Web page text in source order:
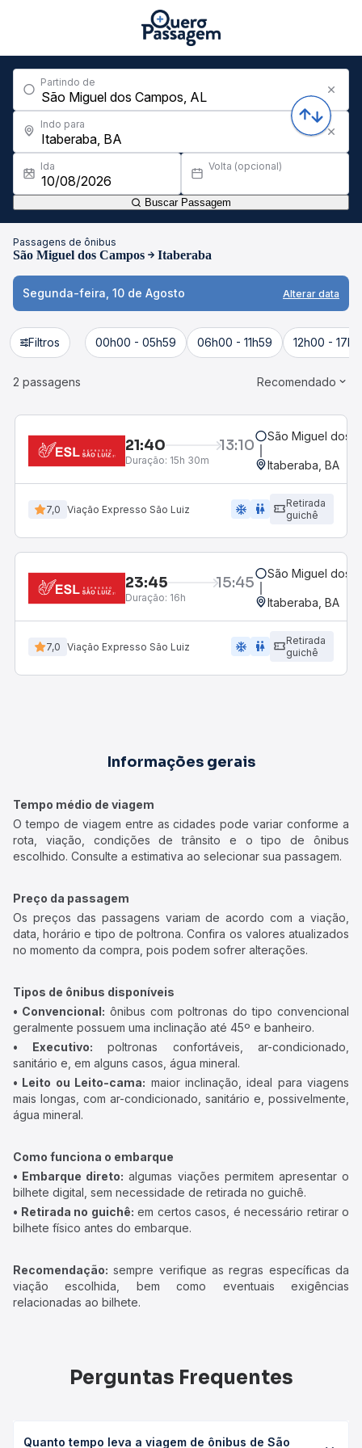
Partindo de
Indo para
Ida Volta (opcional)
Buscar Passagem
Passagens de ônibus
São Miguel dos Campos Itaberaba
Segunda-feira, 10 de Agosto Alterar data
Filtros 00h00 - 05h59 06h00 - 11h59 12h00 -
2 passagens Recomendado
21:40 13:10
Duração: 15h 30m
São Miguel dos
Itaberaba, BA
7,0 Viação Expresso São Luiz ac_unit wc
Retirada
guichê
23:45 15:45
Duração: 16h
São Miguel dos
Itaberaba, BA
7,0 Viação Expresso São Luiz ac_unit wc
Retirada
guichê
Informações gerais
Tempo médio de viagem
O tempo de viagem entre as cidades pode variar conforme a
rota, viação, condições de trânsito e o tipo de ônibus
escolhido. Consulte a estimativa ao selecionar sua passagem.
Preço da passagem
Os preços das passagens variam de acordo com a viação,
data, horário e tipo de poltrona. Confira os valores atualizados
no momento da compra, pois podem sofrer alterações.
Tipos de ônibus disponíveis
• Convencional: ônibus com poltronas do tipo convencional
geralmente possuem uma inclinação até 45º e banheiro.
• Executivo: poltronas confortáveis, ar-condicionado,
sanitário e, em alguns casos, água mineral.
• Leito ou Leito-cama: maior inclinação, ideal para viagens
mais longas, com ar-condicionado, sanitário e, possivelmente,
água mineral.
Como funciona o embarque
• Embarque direto: algumas viações permitem apresentar o
bilhete digital, sem necessidade de retirada no guichê.
• Retirada no guichê: em certos casos, é necessário retirar o
bilhete físico antes do embarque.
Recomendação: sempre verifique as regras específicas da
viação escolhida, bem como eventuais exigências
relacionadas ao bilhete.
Perguntas Frequentes
Quanto tempo leva a viagem de ônibus de São